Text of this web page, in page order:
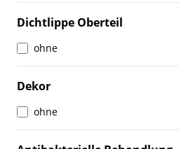
Dichtlippe Oberteil
ohne
Dekor
ohne